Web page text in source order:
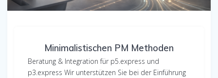
Minimalistischen PM Methoden
Beratung & Integration für p5.express und
p3.express Wir unterstützen Sie bei der Einführung